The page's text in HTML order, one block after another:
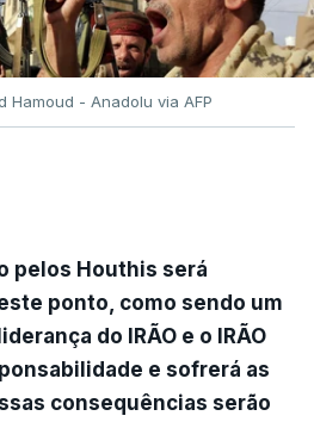
Hamoud - Anadolu via AFP
pelos Houthis será
ponto, como sendo um
do IRÃO e o IRÃO
e sofrerá as
consequências serão